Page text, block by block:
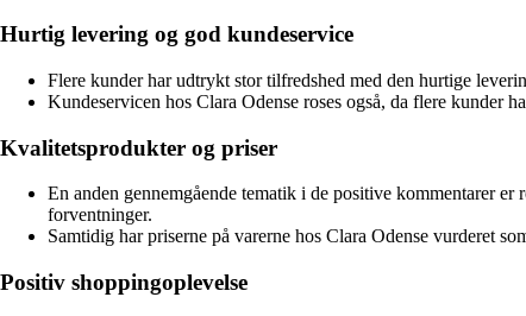
Hurtig levering og god kundeservice
Flere kunder har udtrykt stor tilfredshed med den hurtige
Kundeservicen hos Clara Odense roses også, da flere kunder
Kvalitetsprodukter og priser
En anden gennemgående tematik i de positive kommentarer
forventninger.
Samtidig har priserne på varerne hos Clara Odense vurderet
Positiv shoppingoplevelse